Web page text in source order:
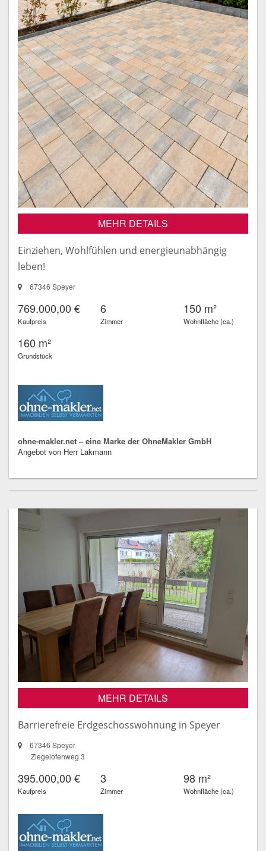
MEHR DETAILS
Einziehen, Wohlfühlen und energieunabhängig
leben!
67346 Speyer
769.000,00 €
Kaufpreis
6
Zimmer
150 m²
Wohnfläche (ca.)
160 m²
Grundstück
ohne-makler.net – eine Marke der OhneMakler GmbH
Angebot von Herr Lakmann
MEHR DETAILS
Barrierefreie Erdgeschosswohnung in Speyer
67346 Speyer
Ziegelofenweg 3
395.000,00 €
Kaufpreis
3
Zimmer
98 m²
Wohnfläche (ca.)